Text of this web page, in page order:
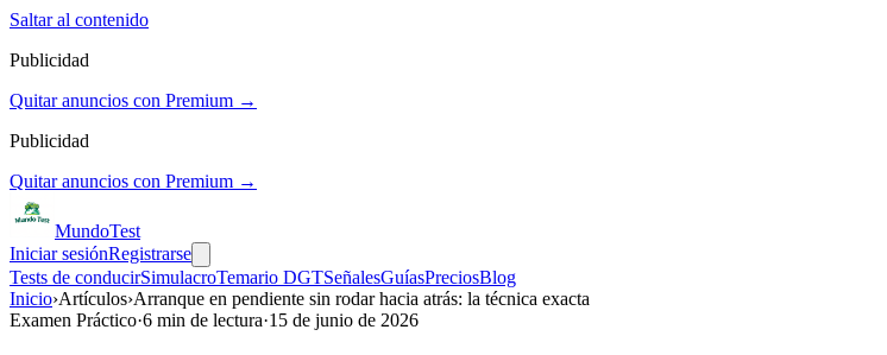
Saltar al contenido
Publicidad
Quitar anuncios con Premium →
Publicidad
Quitar anuncios con Premium →
MundoTest
Iniciar sesiónRegistrarse
Tests de conducirSimulacroTemario DGTSeñalesGuíasPreciosBlog
Inicio›Artículos›Arranque en pendiente sin rodar hacia atrás: la técnica exacta
Examen Práctico·6 min de lectura·15 de junio de 2026